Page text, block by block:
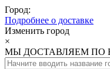
Город:
Подробнее о доставке
Изменить город
×
МЫ ДОСТАВЛЯЕМ ПО